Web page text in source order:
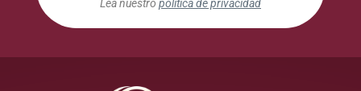
Lea nuestro política de privacidad